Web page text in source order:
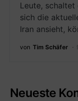
Leute, schaltet
sich die
Iran ansieht,
von Tim Schäfer
Neueste